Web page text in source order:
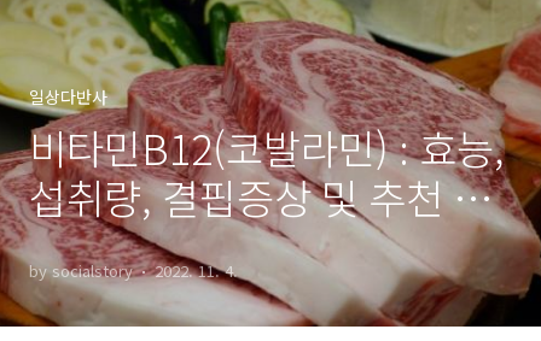
일상다반사
비타민B12(코발라민) : 효능,
섭취량, 결핍증상 및 추천 음
식
by socialstory 2022. 11. 4.